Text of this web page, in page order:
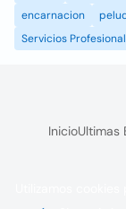
encarnacion
Servicios
InicioUltimas